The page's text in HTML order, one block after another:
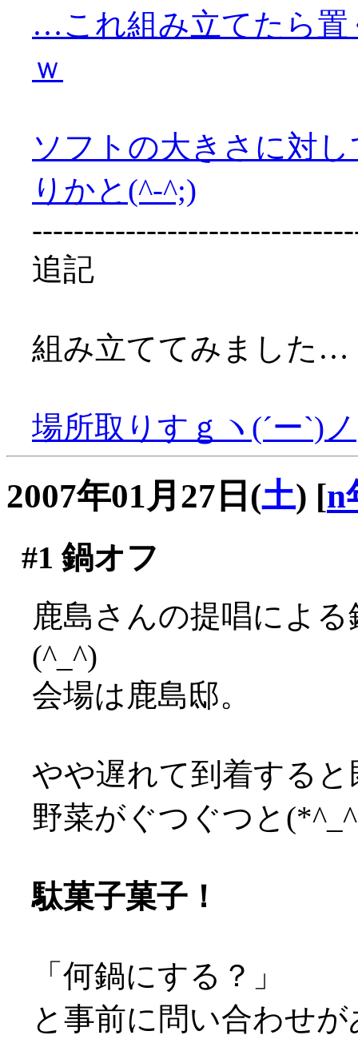
…これ組み立てたら置
ｗ
ソフトの大きさに対
りかと(^-^;)
追記
組み立ててみました…
場所取りすｇヽ(´ー`)ノ
2007年01月27日(土) [n
#1 鍋オフ
鹿島さんの提唱によ
(^_^)
会場は鹿島邸。
やや遅れて到着する
野菜がぐつぐつと
駄菓子菓子！
「何鍋にする？」
と事前に問い合わせ